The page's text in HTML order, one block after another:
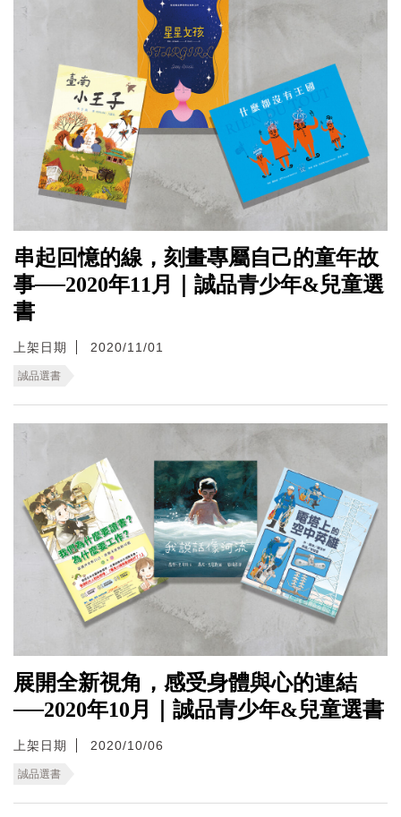
串起回憶的線，刻畫專屬自己的童年故
事──2020年11月｜誠品青少年&兒童選
書
上架日期 2020/11/01
誠品選書
展開全新視角，感受身體與心的連結
──2020年10月｜誠品青少年&兒童選書
上架日期 2020/10/06
誠品選書